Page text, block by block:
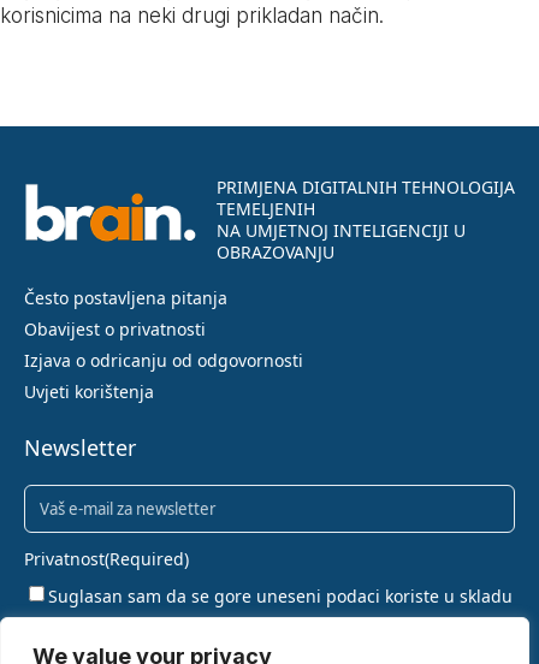
We value your privacy
korisnicima na neki drugi prikladan način.
PRIMJENA DIGITALNIH TEHNOLOGIJA
TEMELJENIH
NA UMJETNOJ INTELIGENCIJI U
OBRAZOVANJU
Često postavljena pitanja
Obavijest o privatnosti
Izjava o odricanju od odgovornosti
Uvjeti korištenja
Newsletter
Newsletter(Required)
Privatnost(Required)
Suglasan sam da se gore uneseni podaci koriste u skladu
s pravilima privatnosti.